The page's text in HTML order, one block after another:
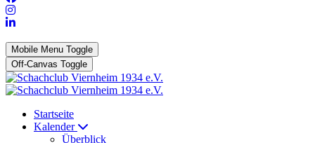
Mobile Menu Toggle
Off-Canvas Toggle
Startseite
Kalender
Überblick